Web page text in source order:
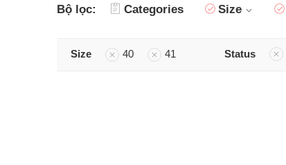
Bộ lọc: Categories Size
Size 40 41 Status